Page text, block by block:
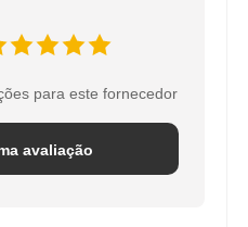
para este fornecedor
avaliação